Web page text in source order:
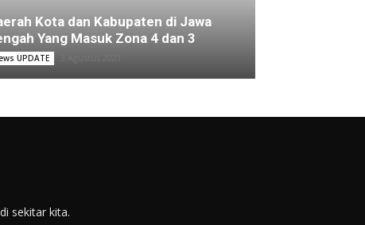
Kota dan Kabupaten di Jawa
Yang Masuk Zona 4 dan 3
UPDATE
sekitar kita.